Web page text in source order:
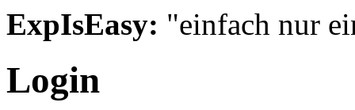
ExpIsEasy: "einfach nur
Login